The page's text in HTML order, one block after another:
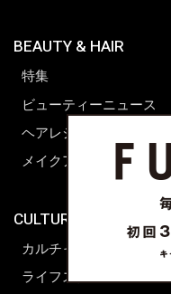
BEAUTY & HAIR
特集
ビューティーニュース
ヘアレシピ ストーリーズ
メイクアップティップス
CULTURE & LIFE
カルチャー
ライフスタイル